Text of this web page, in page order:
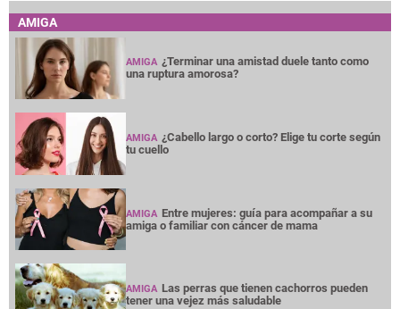
AMIGA
AMIGA ¿Terminar una amistad duele tanto como
una ruptura amorosa?
AMIGA ¿Cabello largo o corto? Elige tu corte según
tu cuello
AMIGA Entre mujeres: guía para acompañar a su
amiga o familiar con cáncer de mama
AMIGA Las perras que tienen cachorros pueden
tener una vejez más saludable